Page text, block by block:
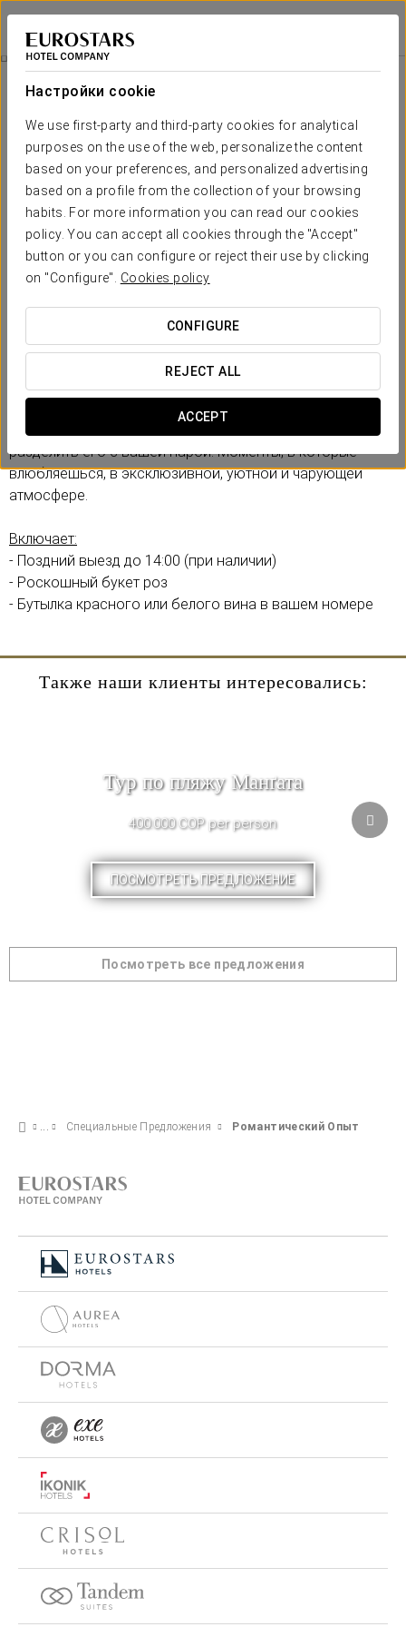
Настройки cookie
We use first-party and third-party cookies for analytical
purposes on the use of the web, personalize the content
based on your preferences, and personalized advertising
based on a profile from the collection of your browsing
habits. For more information you can read our cookies
policy. You can accept all cookies through the "Accept"
button or you can configure or reject their use by clicking
on "Configure". Cookies policy
CONFIGURE
REJECT ALL
ACCEPT
Eurostars Marqués de Villalta
КАРТАХЕНА-ДЕ-ИНДИАС
Романтический Опыт
165.000 COP за пару
Романтический опыт
Детали, чтобы удивить. Всё готово, чтобы вы думали
только о наслаждении любовью.
В Eurostars Marqués de Villalta мы создали
романтический опыт, предназначенный для того, чтобы
разделить его с вашей парой. Моменты, в которые
влюбляешься, в эксклюзивной, уютной и чарующей
атмосфере.
Включает:
- Поздний выезд до 14:00 (при наличии)
- Роскошный букет роз
- Бутылка красного или белого вина в вашем номере
Также наши клиенты интересовались:
Тур по пляжу Манґата
400.000 COP per person
ПОСМОТРЕТЬ ПРЕДЛОЖЕНИЕ
Посмотреть все предложения
Специальные Предложения Романтический Опыт